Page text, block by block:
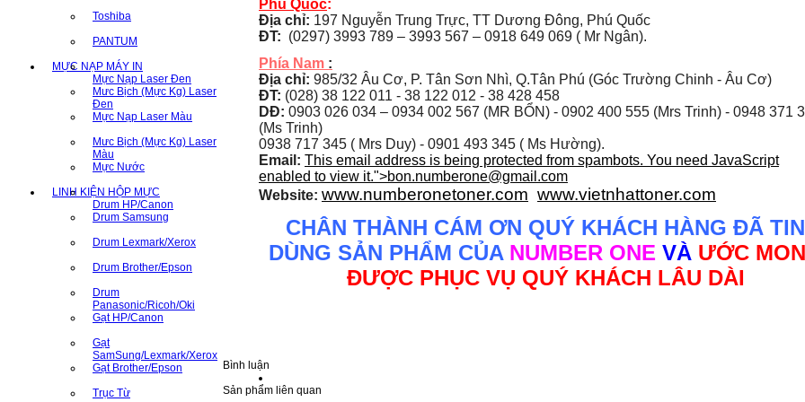
Toshiba
PANTUM
MỰC NẠP MÁY IN
Mực Nạp Laser Đen
Mưc Bịch (Mực Kg) Laser
Đen
Mực Nạp Laser Màu
Mưc Bịch (Mực Kg) Laser
Màu
Mực Nước
LINH KIỆN HỘP MỰC
Drum HP/Canon
Drum Samsung
Drum Lexmark/Xerox
Drum Brother/Epson
Drum
Panasonic/Ricoh/Oki
Gạt HP/Canon
Gạt
SamSung/Lexmark/Xerox
Gạt Brother/Epson
Trục Từ
Phú Quốc:
Địa chỉ: 197 Nguyễn Trung Trực, TT Dương Đông, Phú Quốc
ĐT: (0297) 3993 789 – 3993 567 – 0918 649 069 ( Mr Ngân).
Phía Nam :
Địa chỉ: 985/32 Âu Cơ, P. Tân Sơn Nhì, Q.Tân Phú (Góc Trường Chinh - Âu Cơ)
ĐT: (028) 38 122 011 - 38 122 012 - 38 428 458
DĐ: 0903 026 034 – 0934 002 567 (MR BỔN) - 0902 400 555 (Mrs Trinh) - 0948 371
(Ms Trinh)
0938 717 345 ( Mrs Duy) - 0901 493 345 ( Ms Hường).
Email: This email address is being protected from spambots. You need JavaScript
enabled to view it.">bon.numberone@gmail.com
Website: www.numberonetoner.com www.vietnhattoner.com
CHÂN THÀNH CÁM ƠN QUÝ KHÁCH HÀNG ĐÃ TIN
DÙNG SẢN PHẨM CỦA NUMBER ONE VÀ ƯỚC
ĐƯỢC PHỤC VỤ QUÝ KHÁCH LÂU DÀI
Bình luận
Sản phẩm liên quan